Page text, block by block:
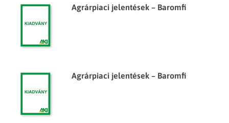
Agrárpiaci jelentések – Baromfi
Agrárpiaci jelentések – Baromfi